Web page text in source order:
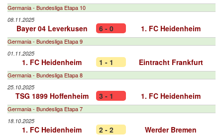
Germania - Bundesliga Etapa 10
08.11.2025
Bayer 04 Leverkusen 6 - 0 1. FC Heidenheim
Germania - Bundesliga Etapa 9
01.11.2025
1. FC Heidenheim 1 - 1 Eintracht Frankfurt
Germania - Bundesliga Etapa 8
25.10.2025
TSG 1899 Hoffenheim 3 - 1 1. FC Heidenheim
Germania - Bundesliga Etapa 7
18.10.2025
1. FC Heidenheim 2 - 2 Werder Bremen